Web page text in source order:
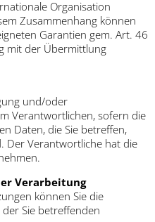
Organisation
Zusammenhang können
Garantien gem. Art. 46
mit der Übermittlung
und/oder
Verantwortlichen, sofern die
Daten, die Sie betreffen,
Der Verantwortliche hat die
Verarbeitung
können Sie die
Sie betreffenden